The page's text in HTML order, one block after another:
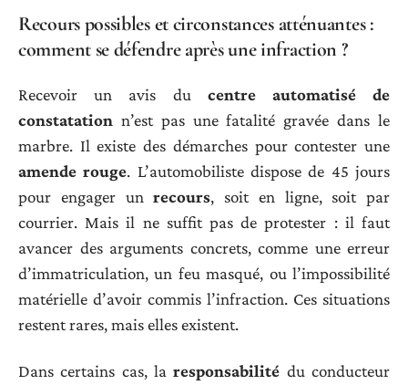
Recours possibles et circonstances atténuantes :
comment se défendre après une infraction ?
Recevoir un avis du centre automatisé de
constatation n’est pas une fatalité gravée dans le
marbre. Il existe des démarches pour contester une
amende rouge. L’automobiliste dispose de 45 jours
pour engager unrecours, soit en ligne, soit par
courrier. Mais il ne suffit pas de protester : il faut
avancer des arguments concrets, comme une erreur
d’immatriculation, un feu masqué, ou l’impossibilité
matérielle d’avoir commis l’infraction. Ces situations
restent rares, mais elles existent.
Dans certains cas, laresponsabilité du conducteur